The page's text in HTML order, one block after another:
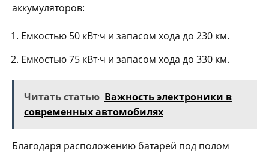
аккумуляторов:
Емкостью 50 кВт·ч и запасом хода до 230 км.
Емкостью 75 кВт·ч и запасом хода до 330 км.
Читать статью Важность электроники в
современных автомобилях
Благодаря расположению батарей под полом